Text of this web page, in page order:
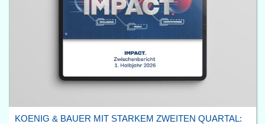
KOENIG & BAUER MIT STARKEM ZWEITEN QUARTAL: